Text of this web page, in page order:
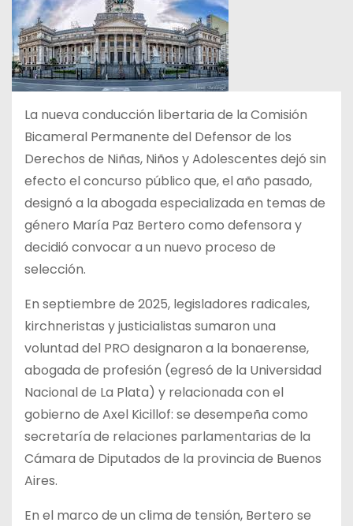
La nueva conducción libertaria de la Comisión
Bicameral Permanente del Defensor de los
Derechos de Niñas, Niños y Adolescentes dejó sin
efecto el concurso público que, el año pasado,
designó a la abogada especializada en temas de
género María Paz Bertero como defensora y
decidió convocar a un nuevo proceso de
selección.
En septiembre de 2025, legisladores radicales,
kirchneristas y justicialistas sumaron una
voluntad del PRO designaron a la bonaerense,
abogada de profesión (egresó de la Universidad
Nacional de La Plata) y relacionada con el
gobierno de Axel Kicillof: se desempeña como
secretaría de relaciones parlamentarias de la
Cámara de Diputados de la provincia de Buenos
Aires.
En el marco de un clima de tensión, Bertero se